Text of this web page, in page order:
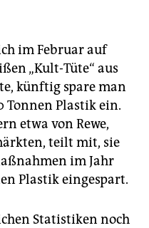
im Februar auf
„Kult-Tüte“ aus
künftig spare man
Tonnen Plastik ein.
etwa von Rewe,
teilt mit, sie
im Jahr
Plastik eingespart.
Statistiken noch